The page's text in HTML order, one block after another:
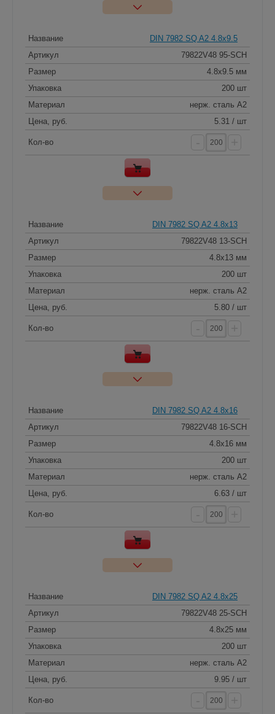
Название
DIN 7982 SQ A2 4.8x9.5
Артикул
79822V48 95-SCH
Размер
4.8x9.5 мм
Упаковка
200 шт
Материал
нерж. сталь A2
Цена, руб.
5.31 / шт
Кол-во
Название
DIN 7982 SQ A2 4.8x13
Артикул
79822V48 13-SCH
Размер
4.8x13 мм
Упаковка
200 шт
Материал
нерж. сталь A2
Цена, руб.
5.80 / шт
Кол-во
Название
DIN 7982 SQ A2 4.8x16
Артикул
79822V48 16-SCH
Размер
4.8x16 мм
Упаковка
200 шт
Материал
нерж. сталь A2
Цена, руб.
6.63 / шт
Кол-во
Название
DIN 7982 SQ A2 4.8x25
Артикул
79822V48 25-SCH
Размер
4.8x25 мм
Упаковка
200 шт
Материал
нерж. сталь A2
Цена, руб.
9.95 / шт
Кол-во